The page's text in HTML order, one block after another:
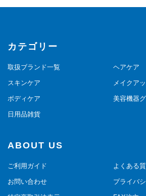
カテゴリー
取扱ブランド一覧 ヘアケア
スキンケア メイクア
ボディケア 美容機器
日用品雑貨
ABOUT US
ご利用ガイド よくある
お問い合わせ プライバ